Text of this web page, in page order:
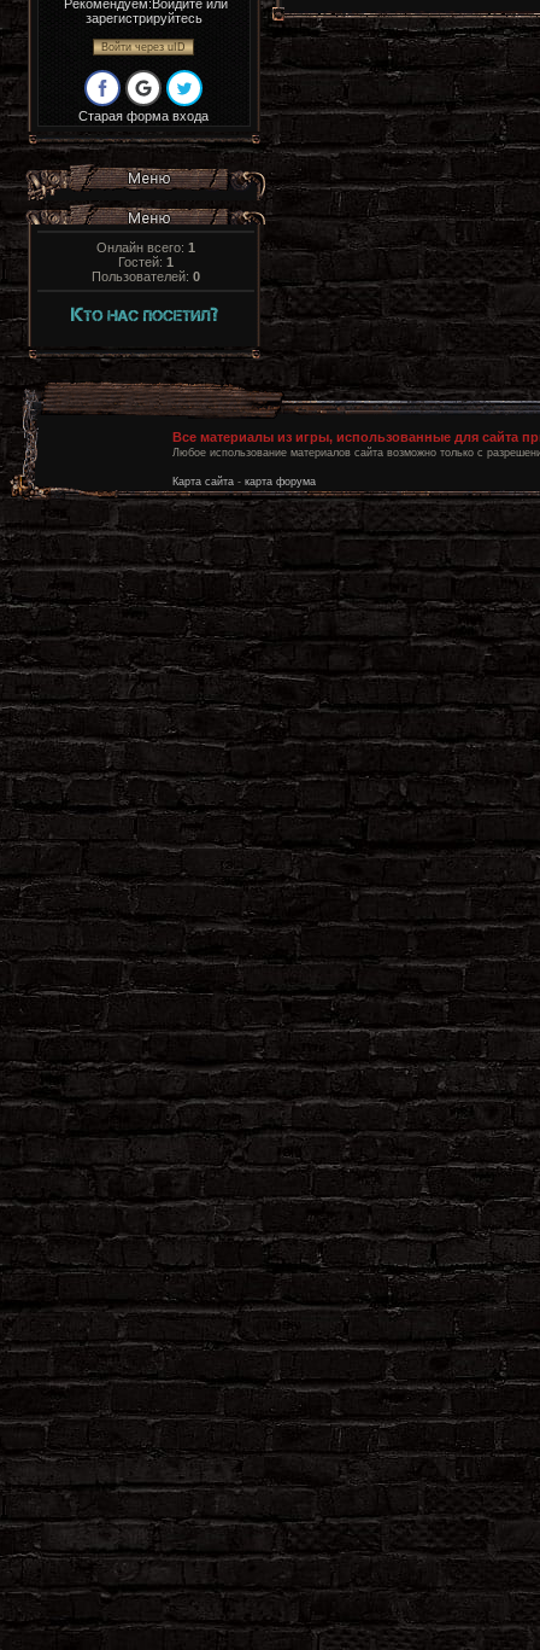
Рекомендуем:Войдите или
зарегистрируйтесь
Войти через uID
Старая форма входа
Онлайн всего: 1
Гостей: 1
Пользователей: 0
Все материалы из игры, использованные для сайта
Любое использование материалов сайта возможно только с
Карта сайта - карта форума